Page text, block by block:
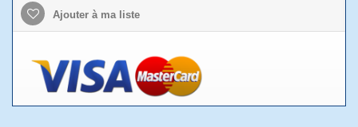
Ajouter à ma liste